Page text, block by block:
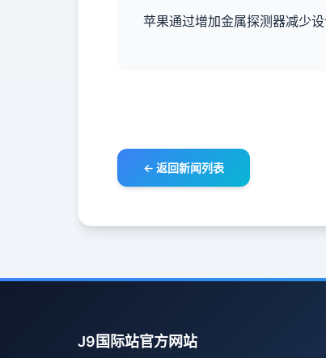
苹果通过增加金属探测器减少
← 返回新闻列表
J9国际站官方网站